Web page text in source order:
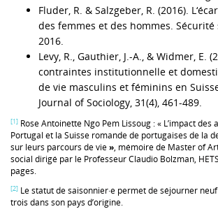
Fluder, R. & Salzgeber, R. (2016).
des femmes et des hommes. Sécurité
2016.
Levy, R., Gauthier, J.-A., & Widmer, E.
contraintes institutionnelle et
de vie masculins et féminins en
Journal of Sociology, 31(4), 461-489.
[1] Rose Antoinette Ngo Pem Lissoug : « L’impact
Portugal et la Suisse romande de portugaises de la
sur leurs parcours de vie», mémoire de Master of
social dirigé par le Professeur Claudio Bolzman,
pages.
[2] Le statut de saisonnier·e permet de séjourner
trois dans son pays d’origine.